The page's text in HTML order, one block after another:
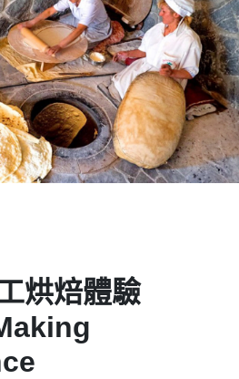
烘焙體驗